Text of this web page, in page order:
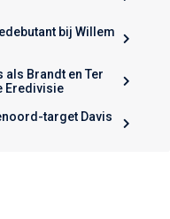
bij Willem
Brandt en Ter
Eredivisie
target Davis